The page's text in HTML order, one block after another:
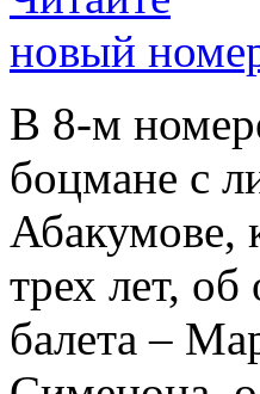
новый
В 8-м
боцмане с
Абакумове,
трех лет,
балета –